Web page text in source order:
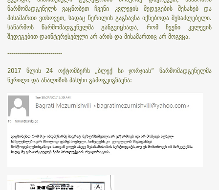
წარმომადგენელს ვაცნობეთ ჩვენი კვლევის შედეგების შესახებ და
მისამართი ვთხოვეთ, სადაც წერილის გაგზავნა იქნებოდა შესაძლებელი.
საწარმოს წარმომადგენელმა განგვიცხადა, რომ ჩვენი კვლევის
შედეგებით დაინტერესებული არ არის და მისამართიც არ მოგვცა.
----------------------------
2017 წლის 24 ოქტომბერს „ბლექ სი ჯორჯიას“ წარმომადგენელმა
წერილი და ანალიზის პასუხი გამოგვიგზავნა: